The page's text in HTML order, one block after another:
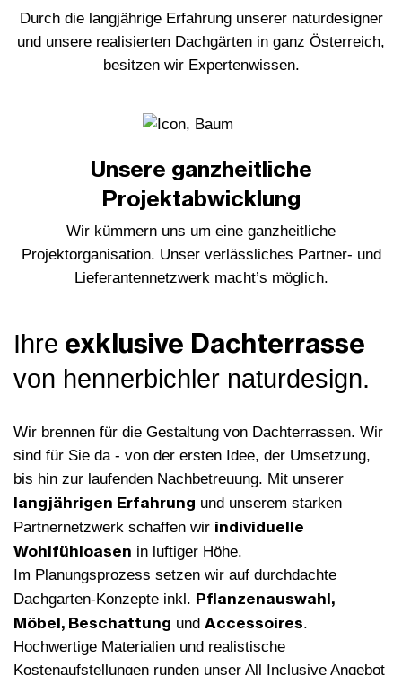
Durch die langjährige Erfahrung unserer naturdesigner
und unsere realisierten Dachgärten in ganz Österreich,
besitzen wir Expertenwissen.
Unsere ganzheitliche
Projektabwicklung
Wir kümmern uns um eine ganzheitliche
Projektorganisation. Unser verlässliches Partner- und
Lieferantennetzwerk macht’s möglich.
Ihre exklusive Dachterrasse
von hennerbichler naturdesign.
Wir brennen für die Gestaltung von Dachterrassen. Wir
sind für Sie da - von der ersten Idee, der Umsetzung,
bis hin zur laufenden Nachbetreuung. Mit unserer
langjährigen Erfahrung und unserem starken
Partnernetzwerk schaffen wir individuelle
Wohlfühloasen in luftiger Höhe.
Im Planungsprozess setzen wir auf durchdachte
Dachgarten-Konzepte inkl. Pflanzenauswahl,
Möbel, Beschattung und Accessoires.
Hochwertige Materialien und realistische
Kostenaufstellungen runden unser All Inclusive Angebot